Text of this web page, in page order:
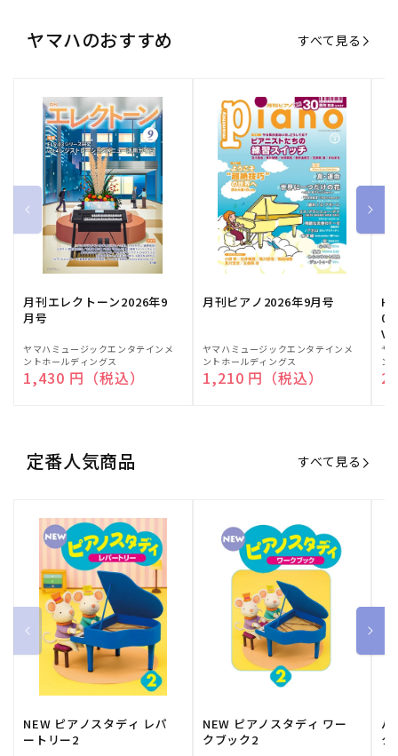
ヤマハのおすすめ すべて見る
月刊エレクトーン2026年9
月号
販
売
元:
ヤマハミュージックエンタテインメ
ントホールディングス
通常価格
1,430 円（税込）
月刊ピアノ2026年9月号
販
売
元:
ヤマハミュージックエンタテインメ
ントホールディングス
通常価格
1,210 円（税込）
販
売
元:
ヤ
ン
定番人気商品 すべて見る
NEW ピアノスタディ レパ
ートリー2
NEW ピアノスタディ ワー
クブック2
バ
ク